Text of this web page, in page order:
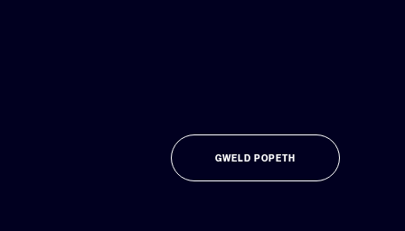
GWELD POPETH